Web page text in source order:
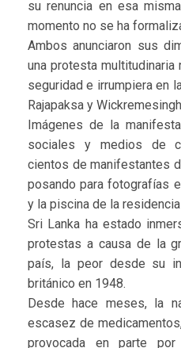
su renuncia en esa
momento no se ha
Ambos anunciaron sus
una protesta
seguridad e irrumpiera en
Rajapaksa y
Imágenes de la
sociales y medios de
cientos de manifestantes
posando para fotografías
y la piscina de la
Sri Lanka ha estado
protestas a causa de la
país, la peor desde su
británico en 1948.
Desde hace meses, la
escasez de
provocada en parte por